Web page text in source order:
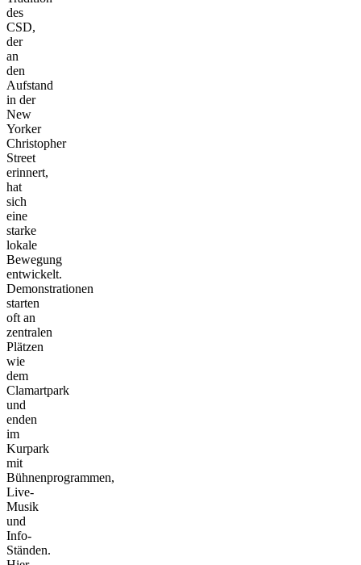
des
CSD,
der
an
den
Aufstand
in der
New
Yorker
Christopher
Street
erinnert,
hat
sich
eine
starke
lokale
Bewegung
entwickelt.
Demonstrationen
starten
oft an
zentralen
Plätzen
wie
dem
Clamartpark
und
enden
im
Kurpark
mit
Bühnenprogrammen,
Live-
Musik
und
Info-
Ständen.